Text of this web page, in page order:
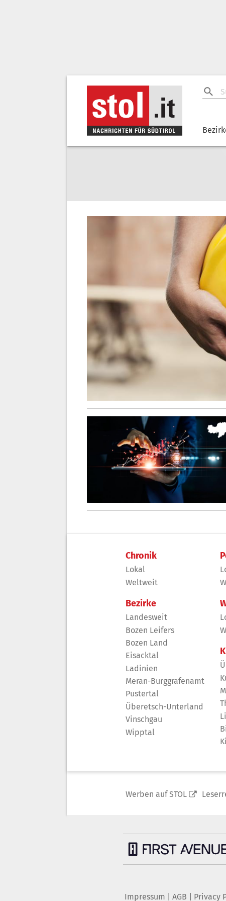
Chronik
Lokal
Weltweit
Bezirke
Landesweit
Bozen Leifers
Bozen Land
Eisacktal
Ladinien
Meran-Burggrafenamt
Pustertal
Überetsch-Unterland
Vinschgau
Wipptal
Werben auf STOL
Impressum AGB Privacy